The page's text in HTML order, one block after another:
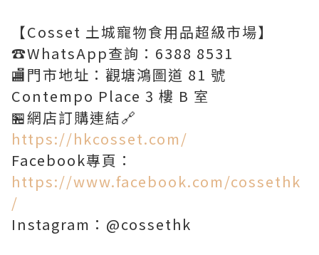
【Cosset 土城寵物食用品超級市場】
☎️WhatsApp查詢：6388 8531
🏬門市地址：觀塘鴻圖道 81 號
Contempo Place 3 樓 B 室
🏪網店訂購連結🔗
https://hkcosset.com/
Facebook專頁：
https://www.facebook.com/cossethk
/
Instagram：@cossethk